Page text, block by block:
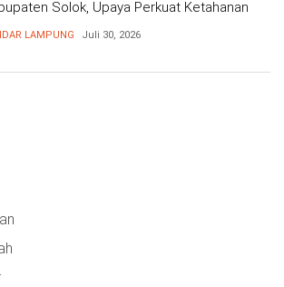
Solok, Upaya Perkuat Ketahanan
LAMPUNG Juli 30, 2026